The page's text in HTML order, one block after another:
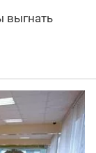
выгнать